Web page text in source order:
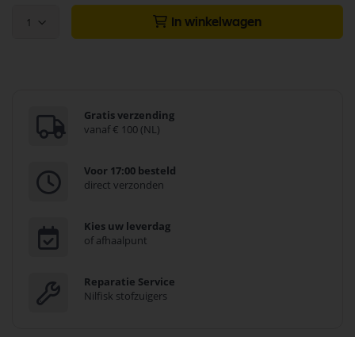
1 In winkelwagen
Gratis verzending
vanaf € 100 (NL)
Voor 17:00 besteld
direct verzonden
Kies uw leverdag
of afhaalpunt
Reparatie Service
Nilfisk stofzuigers